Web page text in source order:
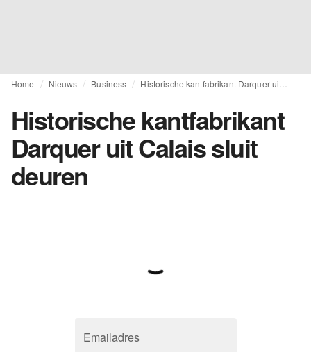
Home Nieuws Business
Historische kantfabrikant
Darquer uit Calais sluit
deuren
Emailadres